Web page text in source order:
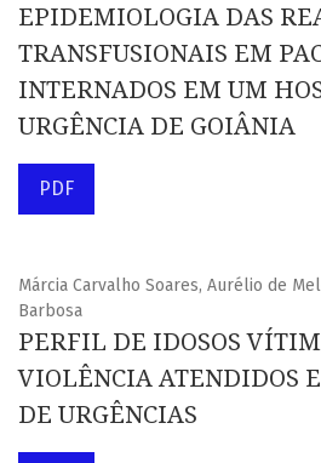
EPIDEMIOLOGIA DAS
TRANSFUSIONAIS EM
INTERNADOS EM UM
URGÊNCIA DE GOIÂNIA
PDF
Márcia Carvalho Soares, Aurélio de
Barbosa
PERFIL DE IDOSOS
VIOLÊNCIA ATENDIDOS
DE URGÊNCIAS